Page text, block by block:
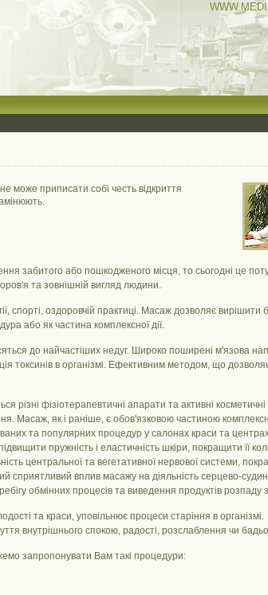
може приписати собі честь відкриття
забитого або пошкодженого місця, то сьогодні це
та зовнішній вигляд людини.
спорті, оздоровчій практиці. Масаж дозволяє вирішити
або як частина комплексної дії.
до найчастіших недуг. Широко поширені м'язова
токсинів в організмі. Ефективним методом, що
фізіотерапевтичні апарати та активні
Масаж, як і раніше, є обов'язковою частиною
та популярних процедур у салонах краси та
пружність і еластичність шкіри, покращити її
центральної та вегетативної нервової системи,
сприятливий вплив масажу на діяльність серцево-
обмінних процесів та виведення продуктів розпаду
та краси, уповільнює процеси старіння в організмі.
внутрішнього спокою, радості, розслаблення чи
запропонувати Вам такі процедури: